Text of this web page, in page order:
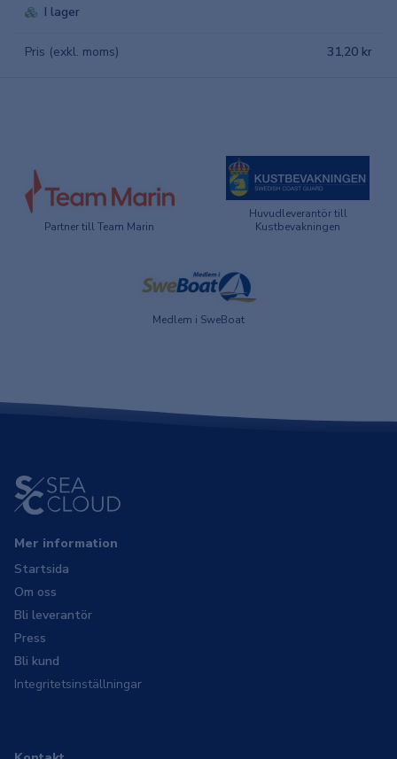
I lager
Pris (exkl. moms) 31,20 kr
Partner till Team Marin
Huvudleverantör till
Kustbevakningen
Medlem i SweBoat
Mer information
Startsida
Om oss
Bli leverantör
Press
Bli kund
Integritetsinställningar